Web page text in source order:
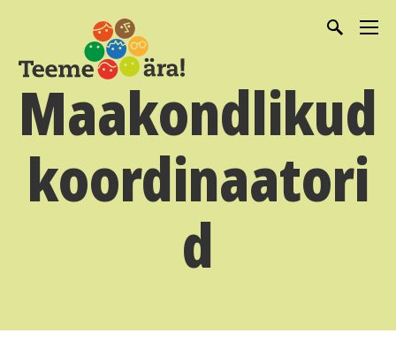
Maakondlikud
koordinaatori
d